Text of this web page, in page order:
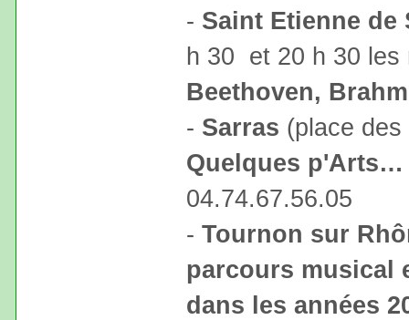
- Saint Etienne de
h 30 et 20 h 30 les
Beethoven,
- Sarras (place
Quelques p'Arts…
04.74.67.56.05
- Tournon sur
parcours musical
dans les années